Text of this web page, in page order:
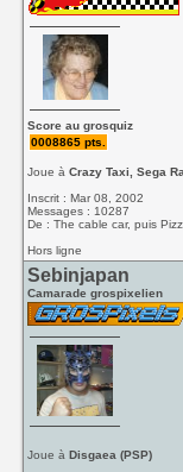
Score au grosquiz
0008865 pts.
Joue àCrazy Taxi, Sega
Inscrit : Mar 08, 2002
Messages : 10287
De : The cable car, puis
Hors ligne
Sebinjapan
Camarade grospixelien
Joue àDisgaea (PSP)